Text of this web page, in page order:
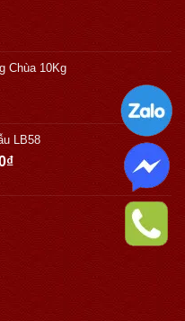
Chùa 10Kg
LB58
₫